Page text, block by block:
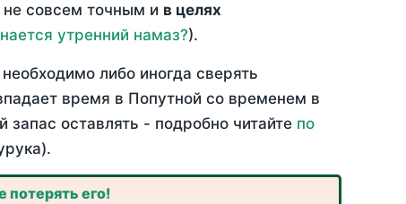
совсем точным и в целях
утренний намаз?).
либо иногда сверять
время в Попутной со временем в
оставлять - подробно читайте по
потерять его!